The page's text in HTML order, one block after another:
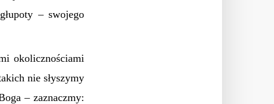
– swojego
okolicznościami
nie słyszymy
– zaznaczmy: